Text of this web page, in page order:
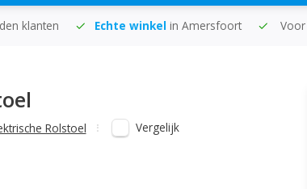
klanten Echte winkel in Amersfoort Voor
Rolstoel Vergelijk